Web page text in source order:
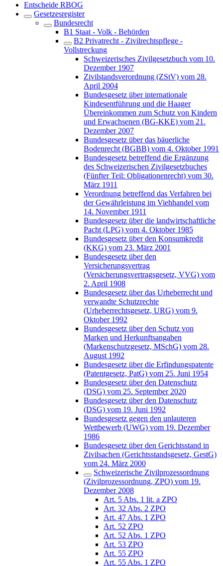
Entscheide RBOG
Gesetzesregister
Bundesrecht
B1 Staat - Volk - Behörden
B2 Privatrecht - Zivilrechtspflege -
Vollstreckung
Schweizerisches Zivilgesetzbuch vom 10.
Dezember 1907
Zivilstandsverordnung (ZStV) vom 28.
April 2004
Bundesgesetz über internationale
Kindesentführung und die Haager
Übereinkommen zum Schutz von Kindern
und Erwachsenen (BG-KKE) vom 21.
Dezember 2007
Bundesgesetz über das bäuerliche
Bodenrecht (BGBB) vom 4. Oktober 1991
Bundesgesetz betreffend die Ergänzung
des Schweizerischen Zivilgesetzbuches
(Fünfter Teil: Obligationenrecht) vom 30.
März 1911
Verordnung betreffend das Verfahren bei
der Gewährleistung im Viehhandel vom
14. November 1911
Bundesgesetz über die landwirtschaftliche
Pacht (LPG) vom 4. Oktober 1985
Bundesgesetz über den Konsumkredit
(KKG) vom 23. März 2001
Bundesgesetz über den
Versicherungsvertrag
(Versicherungsvertragsgesetz, VVG) vom
2. April 1908
Bundesgesetz über das Urheberrecht und
verwandte Schutzrechte
(Urheberrechtsgesetz, URG) vom 9.
Oktober 1992
Bundesgesetz über den Schutz von
Marken und Herkunftsangaben
(Markenschutzgesetz, MSchG) vom 28.
August 1992
Bundesgesetz über die Erfindungspatente
(Patentgesetz, PatG) vom 25. Juni 1954
Bundesgesetz über den Datenschutz
(DSG) vom 25. September 2020
Bundesgesetz über den Datenschutz
(DSG) vom 19. Juni 1992
Bundesgesetz gegen den unlauteren
Wettbewerb (UWG) vom 19. Dezember
1986
Bundesgesetz über den Gerichtsstand in
Zivilsachen (Gerichtsstandsgesetz, GestG)
vom 24. März 2000
Schweizerische Zivilprozessordnung
(Zivilprozessordnung, ZPO) vom 19.
Dezember 2008
Art. 5 Abs. 1 lit. a ZPO
Art. 32 Abs. 2 ZPO
Art. 47 Abs. 1 ZPO
Art. 52 ZPO
Art. 52 Abs. 1 ZPO
Art. 53 ZPO
Art. 55 ZPO
Art. 55 Abs. 1 ZPO